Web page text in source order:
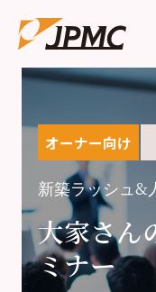
オーナー向け
新築ラッシュ&
大家さん
ミナー